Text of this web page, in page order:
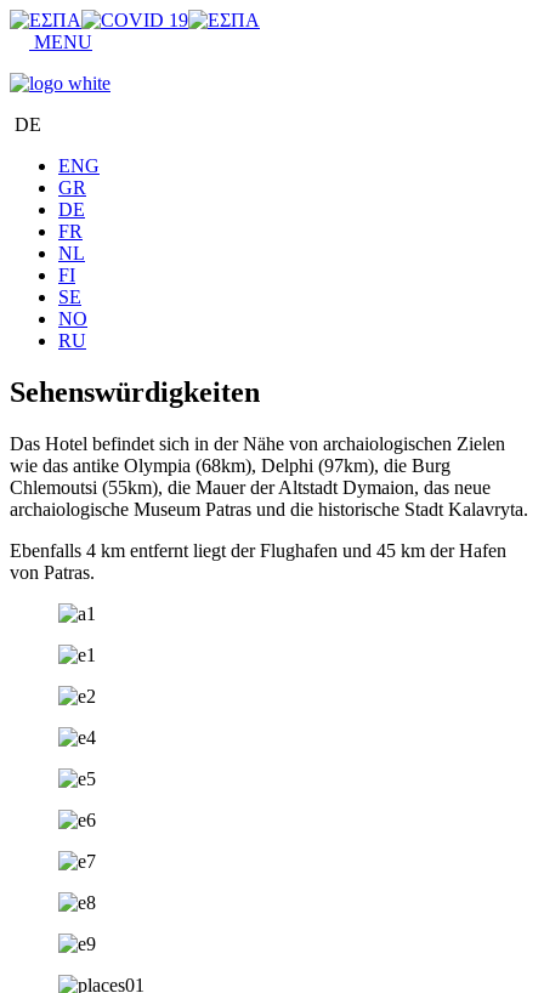
MENU
DE
ENG
GR
DE
FR
NL
FI
SE
NO
RU
Sehenswürdigkeiten
Das Hotel befindet sich in der Nähe von archaiologischen Zielen
wie das antike Olympia (68km), Delphi (97km), die Burg
Chlemoutsi (55km), die Mauer der Altstadt Dymaion, das neue
archaiologische Museum Patras und die historische Stadt Kalavryta.
Ebenfalls 4 km entfernt liegt der Flughafen und 45 km der Hafen
von Patras.